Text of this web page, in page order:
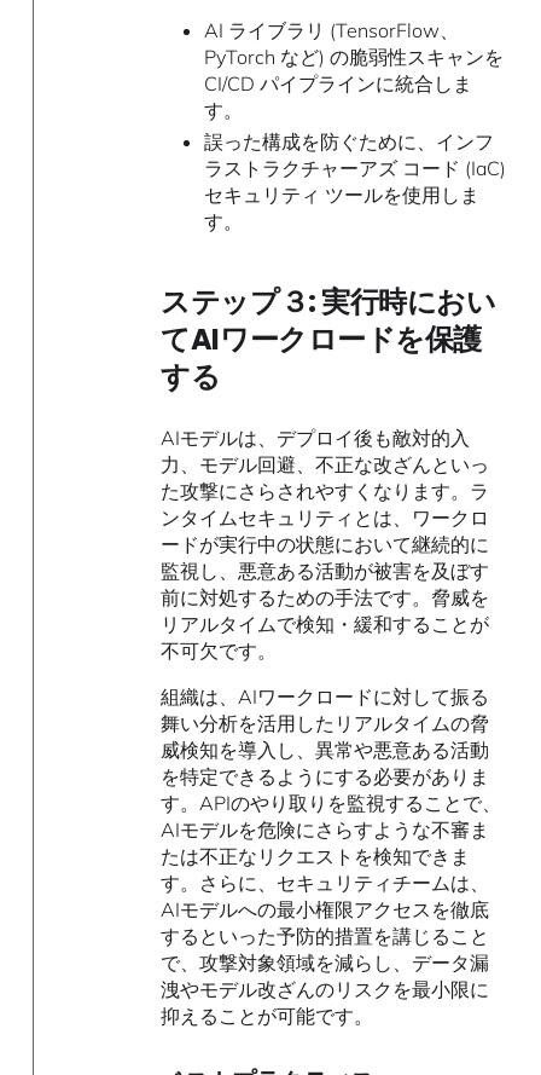
AI ライブラリ (TensorFlow、
PyTorch など) の脆弱性スキャンを
CI/CD パイプラインに統合しま
す。
誤った構成を防ぐために、インフ
ラストラクチャーアズ コード (IaC)
セキュリティ ツールを使用しま
す。
ステップ３: 実行時におい
てAIワークロードを保護
する
AIモデルは、デプロイ後も敵対的入
力、モデル回避、不正な改ざんといっ
た攻撃にさらされやすくなります。ラ
ンタイムセキュリティとは、ワークロ
ードが実行中の状態において継続的に
監視し、悪意ある活動が被害を及ぼす
前に対処するための手法です。脅威を
リアルタイムで検知・緩和することが
不可欠です。
組織は、AIワークロードに対して振る
舞い分析を活用したリアルタイムの脅
威検知を導入し、異常や悪意ある活動
を特定できるようにする必要がありま
す。APIのやり取りを監視することで、
AIモデルを危険にさらすような不審ま
たは不正なリクエストを検知できま
す。さらに、セキュリティチームは、
AIモデルへの最小権限アクセスを徹底
するといった予防的措置を講じること
で、攻撃対象領域を減らし、データ漏
洩やモデル改ざんのリスクを最小限に
抑えることが可能です。